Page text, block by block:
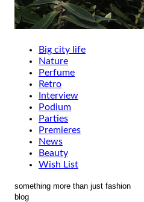
Big city life
Nature
Perfume
Retro
Interview
Podium
Parties
Premieres
News
Beauty
Wish List
something more than just fashion
blog